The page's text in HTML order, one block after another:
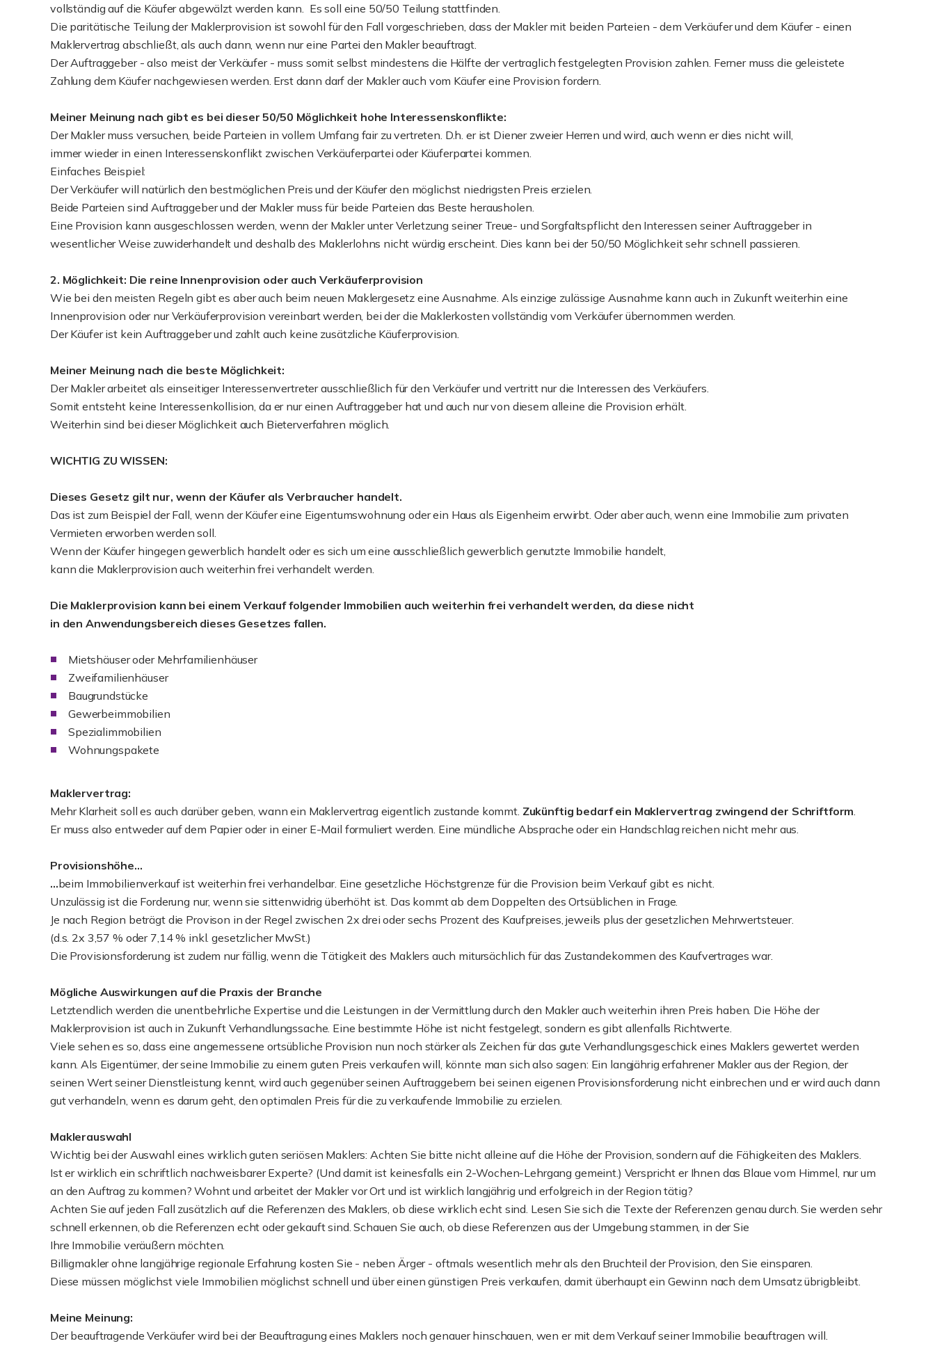
vollständig auf die Käufer abgewälzt werden kann. Es soll eine 50/50 Teilung stattfinden.
Die paritätische Teilung der Maklerprovision ist sowohl für den Fall vorgeschrieben, dass der Makler mit beiden Parteien - dem Verkäufer und dem Käufer - einen
Maklervertrag abschließt, als auch dann, wenn nur eine Partei den Makler beauftragt.
Der Auftraggeber - also meist der Verkäufer - muss somit selbst mindestens die Hälfte der vertraglich festgelegten Provision zahlen. Ferner muss die geleistete
Zahlung dem Käufer nachgewiesen werden. Erst dann darf der Makler auch vom Käufer eine Provision fordern.
Meiner Meinung nach gibt es bei dieser 50/50 Möglichkeit hohe Interessenskonflikte:
Der Makler muss versuchen, beide Parteien in vollem Umfang fair zu vertreten. D.h. er ist Diener zweier Herren und wird, auch wenn er dies nicht will,
immer wieder in einen Interessenskonflikt zwischen Verkäuferpartei oder Käuferpartei kommen.
Einfaches Beispiel:
Der Verkäufer will natürlich den bestmöglichen Preis und der Käufer den möglichst niedrigsten Preis erzielen.
Beide Parteien sind Auftraggeber und der Makler muss für beide Parteien das Beste herausholen.
Eine Provision kann ausgeschlossen werden, wenn der Makler unter Verletzung seiner Treue- und Sorgfaltspflicht den Interessen seiner Auftraggeber in
wesentlicher Weise zuwiderhandelt und deshalb des Maklerlohns nicht würdig erscheint. Dies kann bei der 50/50 Möglichkeit sehr schnell passieren.
2. Möglichkeit: Die reine Innenprovision oder auch Verkäuferprovision
Wie bei den meisten Regeln gibt es aber auch beim neuen Maklergesetz eine Ausnahme. Als einzige zulässige Ausnahme kann auch in Zukunft weiterhin eine
Innenprovision oder nur Verkäuferprovision vereinbart werden, bei der die Maklerkosten vollständig vom Verkäufer übernommen werden.
Der Käufer ist kein Auftraggeber und zahlt auch keine zusätzliche Käuferprovision.
Meiner Meinung nach die beste Möglichkeit:
Der Makler arbeitet als einseitiger Interessenvertreter ausschließlich für den Verkäufer und vertritt nur die Interessen des Verkäufers.
Somit entsteht keine Interessenkollision, da er nur einen Auftraggeber hat und auch nur von diesem alleine die Provision erhält.
Weiterhin sind bei dieser Möglichkeit auch Bieterverfahren möglich.
WICHTIG ZU WISSEN:
Dieses Gesetz gilt nur, wenn der Käufer als Verbraucher handelt.
Das ist zum Beispiel der Fall, wenn der Käufer eine Eigentumswohnung oder ein Haus als Eigenheim erwirbt. Oder aber auch, wenn eine Immobilie zum privaten
Vermieten erworben werden soll.
Wenn der Käufer hingegen gewerblich handelt oder es sich um eine ausschließlich gewerblich genutzte Immobilie handelt,
kann die Maklerprovision auch weiterhin frei verhandelt werden.
Die Maklerprovision kann bei einem Verkauf folgender Immobilien auch weiterhin frei verhandelt werden, da diese nicht
in den Anwendungsbereich dieses Gesetzes fallen.
Mietshäuser oder Mehrfamilienhäuser
Zweifamilienhäuser
Baugrundstücke
Gewerbeimmobilien
Spezialimmobilien
Wohnungspakete
Maklervertrag:
Mehr Klarheit soll es auch darüber geben, wann ein Maklervertrag eigentlich zustande kommt. Zukünftig bedarf ein Maklervertrag zwingend der Schriftform
Er muss also entweder auf dem Papier oder in einer E-Mail formuliert werden. Eine mündliche Absprache oder ein Handschlag reichen nicht mehr aus.
Provisionshöhe...
...beim Immobilienverkauf ist weiterhin frei verhandelbar. Eine gesetzliche Höchstgrenze für die Provision beim Verkauf gibt es nicht.
Unzulässig ist die Forderung nur, wenn sie sittenwidrig überhöht ist. Das kommt ab dem Doppelten des Ortsüblichen in Frage.
Je nach Region beträgt die Provison in der Regel zwischen 2x drei oder sechs Prozent des Kaufpreises, jeweils plus der gesetzlichen Mehrwertsteuer.
(d.s. 2x 3,57 % oder 7,14 % inkl. gesetzlicher MwSt.)
Die Provisionsforderung ist zudem nur fällig, wenn die Tätigkeit des Maklers auch mitursächlich für das Zustandekommen des Kaufvertrages war.
Mögliche Auswirkungen auf die Praxis der Branche
Letztendlich werden die unentbehrliche Expertise und die Leistungen in der Vermittlung durch den Makler auch weiterhin ihren Preis haben. Die Höhe der
Maklerprovision ist auch in Zukunft Verhandlungssache. Eine bestimmte Höhe ist nicht festgelegt, sondern es gibt allenfalls Richtwerte.
Viele sehen es so, dass eine angemessene ortsübliche Provision nun noch stärker als Zeichen für das gute Verhandlungsgeschick eines Maklers gewertet werden
kann. Als Eigentümer, der seine Immobilie zu einem guten Preis verkaufen will, könnte man sich also sagen: Ein langjährig erfahrener Makler aus der Region, der
seinen Wert seiner Dienstleistung kennt, wird auch gegenüber seinen Auftraggebern bei seinen eigenen Provisionsforderung nicht einbrechen und er wird auch dann
gut verhandeln, wenn es darum geht, den optimalen Preis für die zu verkaufende Immobilie zu erzielen.
Maklerauswahl
Wichtig bei der Auswahl eines wirklich guten seriösen Maklers: Achten Sie bitte nicht alleine auf die Höhe der Provision, sondern auf die Fähigkeiten des Maklers.
Ist er wirklich ein schriftlich nachweisbarer Experte? (Und damit ist keinesfalls ein 2-Wochen-Lehrgang gemeint.) Verspricht er Ihnen das Blaue vom Himmel, nur um
an den Auftrag zu kommen? Wohnt und arbeitet der Makler vor Ort und ist wirklich langjährig und erfolgreich in der Region tätig?
Achten Sie auf jeden Fall zusätzlich auf die Referenzen des Maklers, ob diese wirklich echt sind. Lesen Sie sich die Texte der Referenzen genau durch. Sie werden sehr
schnell erkennen, ob die Referenzen echt oder gekauft sind. Schauen Sie auch, ob diese Referenzen aus der Umgebung stammen, in der Sie
Ihre Immobilie veräußern möchten.
Billigmakler ohne langjährige regionale Erfahrung kosten Sie - neben Ärger - oftmals wesentlich mehr als den Bruchteil der Provision, den Sie einsparen.
Diese müssen möglichst viele Immobilien möglichst schnell und über einen günstigen Preis verkaufen, damit überhaupt ein Gewinn nach dem Umsatz übrigbleibt.
Meine Meinung:
Der beauftragende Verkäufer wird bei der Beauftragung eines Maklers noch genauer hinschauen, wen er mit dem Verkauf seiner Immobilie beauftragen will.